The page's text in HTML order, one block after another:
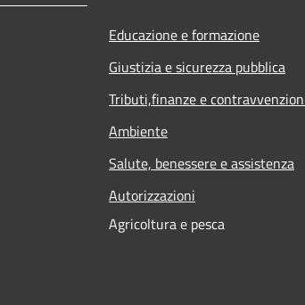
Educazione e formazione
Giustizia e sicurezza pubblica
Tributi,finanze e
Ambiente
Salute, benessere e assistenza
Autorizzazioni
Agricoltura e pesca